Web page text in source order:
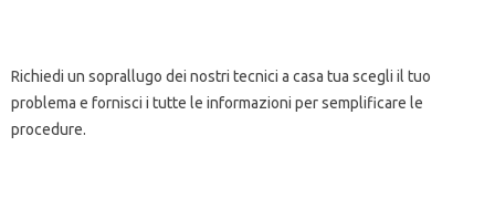
Richiedi un soprallugo dei nostri tecnici a casa tua scegli il tuo
problema e fornisci i tutte le informazioni per semplificare le
procedure.